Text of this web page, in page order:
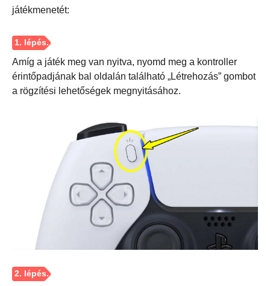
játékmenetét:
Amíg a játék meg van nyitva, nyomd meg a kontroller
érintőpadjának bal oldalán található „Létrehozás” gombot
a rögzítési lehetőségek megnyitásához.